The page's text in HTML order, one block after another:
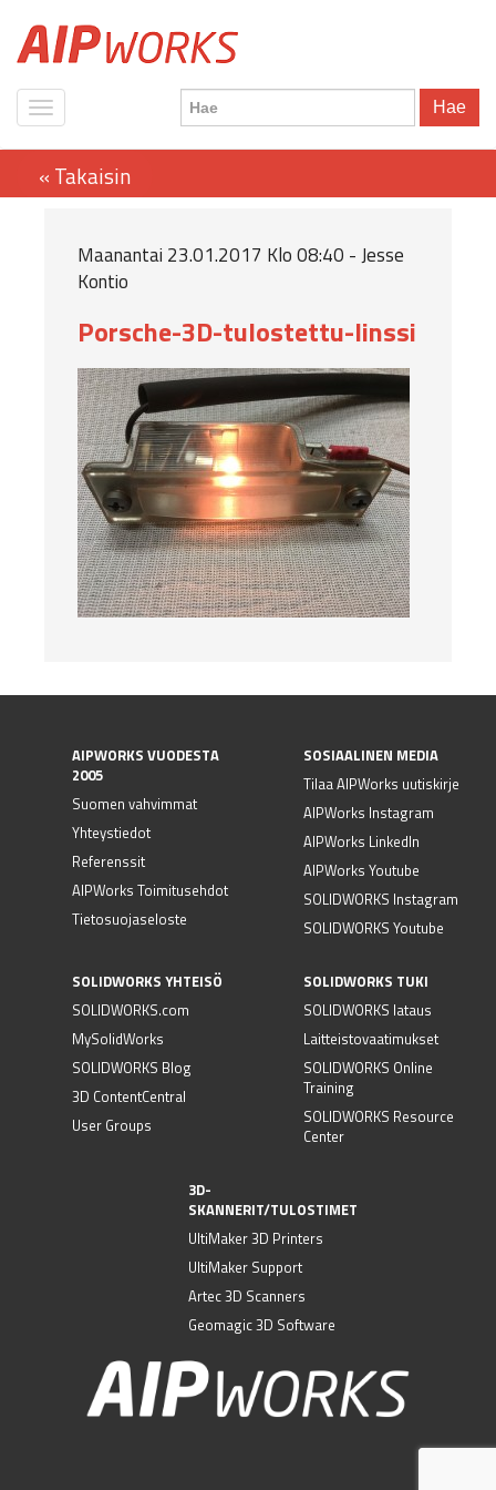
Hae
Maanantai 23.01.2017 Klo 08:40 - Jesse
Kontio
Porsche-3D-tulostettu-linssi
AIPWORKS VUODESTA
2005
Suomen vahvimmat
Yhteystiedot
Referenssit
AIPWorks Toimitusehdot
Tietosuojaseloste
SOSIAALINEN MEDIA
Tilaa AIPWorks uutiskirje
AIPWorks Instagram
AIPWorks LinkedIn
AIPWorks Youtube
SOLIDWORKS Instagram
SOLIDWORKS Youtube
SOLIDWORKS YHTEISÖ
SOLIDWORKS.com
MySolidWorks
SOLIDWORKS Blog
3D ContentCentral
User Groups
SOLIDWORKS TUKI
SOLIDWORKS lataus
Laitteistovaatimukset
SOLIDWORKS Online
Training
SOLIDWORKS Resource
Center
3D-
SKANNERIT/TULOSTIMET
UltiMaker 3D Printers
UltiMaker Support
Artec 3D Scanners
Geomagic 3D Software